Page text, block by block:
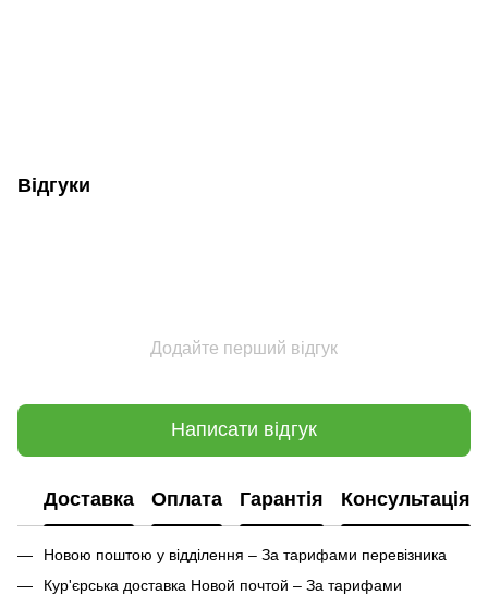
Відгуки
Додайте перший відгук
Написати відгук
Доставка Оплата Гарантія Консультація
Новою поштою у відділення – За тарифами перевізника
Кур'єрська доставка Новой почтой – За тарифами